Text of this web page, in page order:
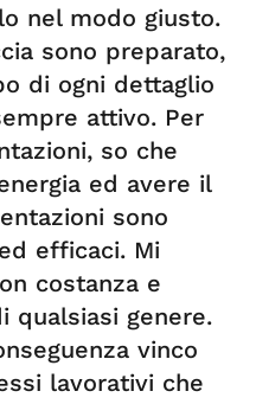
nel modo giusto.
sono preparato,
di ogni dettaglio
attivo. Per
so che
ed avere il
sono
efficaci. Mi
costanza e
qualsiasi genere.
vinco
lavorativi che